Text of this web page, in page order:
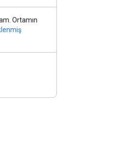
Ortamın